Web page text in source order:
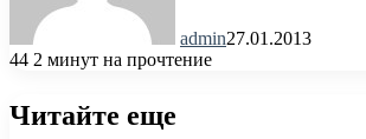
admin27.01.2013
44 2 минут на прочтение
Читайте еще